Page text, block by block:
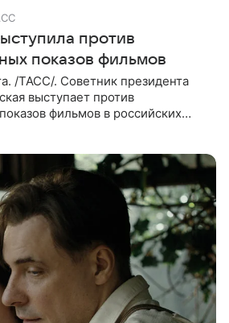
против
показов фильмов
/ТАСС/. Советник президента
выступает против
фильмов в российских